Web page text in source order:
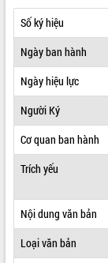
TIN TỨC SỰ KIỆN
SỞ, BAN, NGÀNH
THÔNG TIN CHỈ ĐẠO
HỆ THỐNG VĂN BẢN
VĂN BẢN HĐND TỈNH
ĐIỂM TIN VĂN BẢN
Số ký hiệu
Ngày ban hành
Ngày hiệu lực
Người Ký
Cơ quan ban hành
Trích yếu
Nội dung văn bản
Loại văn bản